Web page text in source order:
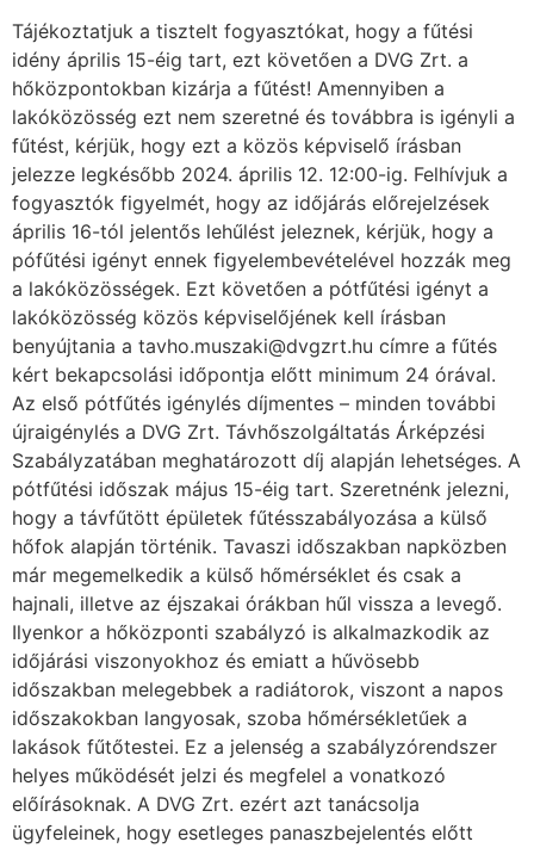
Tájékoztatjuk a tisztelt fogyasztókat, hogy a fűtési
idény április 15-éig tart, ezt követően a DVG Zrt. a
hőközpontokban kizárja a fűtést! Amennyiben a
lakóközösség ezt nem szeretné és továbbra is igényli a
fűtést, kérjük, hogy ezt a közös képviselő írásban
jelezze legkésőbb 2024. április 12. 12:00-ig. Felhívjuk a
fogyasztók figyelmét, hogy az időjárás előrejelzések
április 16-tól jelentős lehűlést jeleznek, kérjük, hogy a
pófűtési igényt ennek figyelembevételével hozzák meg
a lakóközösségek. Ezt követően a pótfűtési igényt a
lakóközösség közös képviselőjének kell írásban
benyújtania a tavho.muszaki@dvgzrt.hu címre a fűtés
kért bekapcsolási időpontja előtt minimum 24 órával.
Az első pótfűtés igénylés díjmentes – minden további
újraigénylés a DVG Zrt. Távhőszolgáltatás Árképzési
Szabályzatában meghatározott díj alapján lehetséges. A
pótfűtési időszak május 15-éig tart. Szeretnénk jelezni,
hogy a távfűtött épületek fűtésszabályozása a külső
hőfok alapján történik. Tavaszi időszakban napközben
már megemelkedik a külső hőmérséklet és csak a
hajnali, illetve az éjszakai órákban hűl vissza a levegő.
Ilyenkor a hőközponti szabályzó is alkalmazkodik az
időjárási viszonyokhoz és emiatt a hűvösebb
időszakban melegebbek a radiátorok, viszont a napos
időszakokban langyosak, szoba hőmérsékletűek a
lakások fűtőtestei. Ez a jelenség a szabályzórendszer
helyes működését jelzi és megfelel a vonatkozó
előírásoknak. A DVG Zrt. ezért azt tanácsolja
ügyfeleinek, hogy esetleges panaszbejelentés előtt